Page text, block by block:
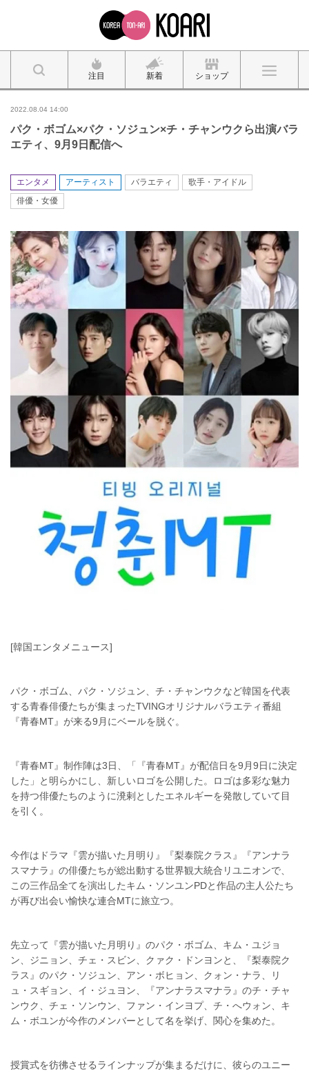
注目 新着 ショップ
2022.08.04 14:00
パク・ボゴム×パク・ソジュン×チ・チャンウクら出演バラ
エティ、9月9日配信へ
エンタメ アーティスト バラエティ
歌手・アイドル
俳優・女優
[韓国エンタメニュース]
パク・ボゴム、パク・ソジュン、チ・チャンウクなど韓国を代表
する青春俳優たちが集まったTVINGオリジナルバラエティ番組
『青春MT』が来る9月にベールを脱ぐ。
『青春MT』制作陣は3日、「『青春MT』が配信日を9月9日に決定
した」と明らかにし、新しいロゴを公開した。ロゴは多彩な魅力
を持つ俳優たちのように溌剌としたエネルギーを発散していて目
を引く。
今作はドラマ『雲が描いた月明り』『梨泰院クラス』『アンナラ
スマナラ』の俳優たちが総出動する世界観大統合リユニオンで、
この三作品全てを演出したキム・ソンユンPDと作品の主人公たち
が再び出会い愉快な連合MTに旅立つ。
先立って『雲が描いた月明り』のパク・ボゴム、キム・ユジョ
ン、ジニョン、チェ・スビン、クァク・ドンヨンと、『梨泰院ク
ラス』のパク・ソジュン、アン・ボヒョン、クォン・ナラ、リ
ュ・スギョン、イ・ジュヨン、『アンナラスマナラ』のチ・チャ
ンウク、チェ・ソンウン、ファン・インヨプ、チ・へウォン、キ
ム・ボユンが今作のメンバーとして名を挙げ、関心を集めた。
授賞式を彷彿させるラインナップが集まるだけに、彼らのユニー